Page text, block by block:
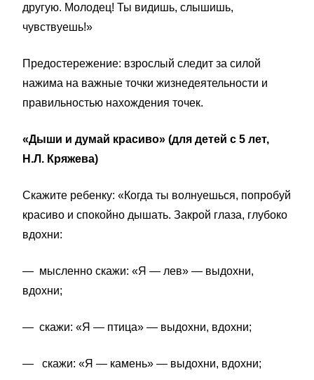
другую. Молодец! Ты видишь, слышишь,
чувствуешь!»
Предостережение: взрослый следит за силой
нажима на важные точки жизнедеятельности и
правильностью нахождения точек.
«Дыши и думай красиво» (для детей с 5 лет,
Н.Л. Кряжева)
Скажите ребенку: «Когда ты волнуешься, попробуй
красиво и спокойно дышать. Закрой глаза, глубоко
вдохни:
— мысленно скажи: «Я — лев» — выдохни,
вдохни;
— скажи: «Я — птица» — выдохни, вдохни;
— скажи: «Я — камень» — выдохни, вдохни;